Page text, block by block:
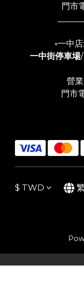
門市
▫️一中
一中街停車場/
營
門市
$ TWD